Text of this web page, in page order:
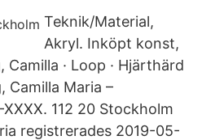
Teknik/Material,
Akryl. Inköpt konst,
· Loop · Hjärthärd
Camilla Maria –
112 20 Stockholm
registrerades 2019-05-